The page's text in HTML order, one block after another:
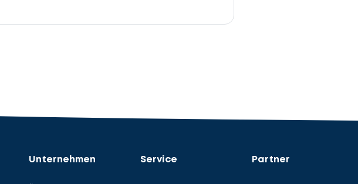
Unternehmen Service Partner